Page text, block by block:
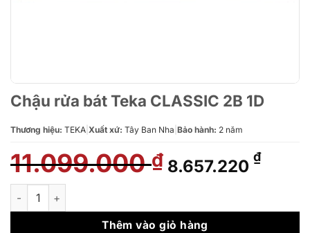
Chậu rửa bát Teka CLASSIC 2B 1D
Thương hiệu: TEKA Xuất xứ: Tây Ban Nha Bảo hành: 2 năm
11.099.000₫ Giá
gốc
11.099.000 ₫.
8.657.220 ₫Giá
là:
Chậu rửa bát Teka CLASSIC 2B 1D số lượng
Thêm vào giỏ hàng